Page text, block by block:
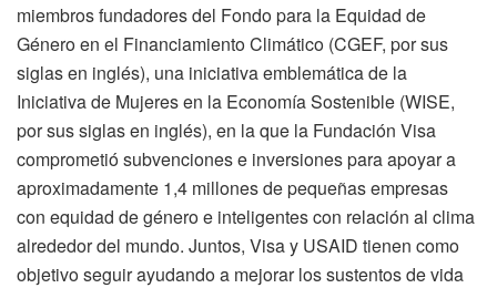
miembros fundadores del Fondo para la Equidad de
Género en el Financiamiento Climático (CGEF, por sus
siglas en inglés), una iniciativa emblemática de la
Iniciativa de Mujeres en la Economía Sostenible (WISE,
por sus siglas en inglés), en la que la Fundación Visa
comprometió subvenciones e inversiones para apoyar a
aproximadamente 1,4 millones de pequeñas empresas
con equidad de género e inteligentes con relación al clima
alrededor del mundo. Juntos, Visa y USAID tienen como
objetivo seguir ayudando a mejorar los sustentos de vida